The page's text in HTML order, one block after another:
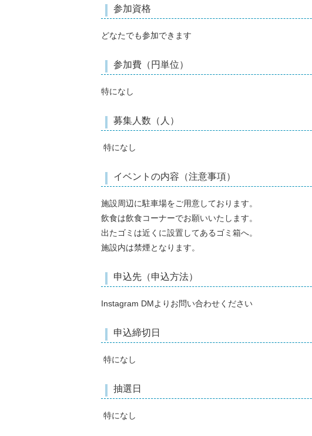
参加資格
どなたでも参加できます
参加費（円単位）
特になし
募集人数（人）
特になし
イベントの内容（注意事項）
施設周辺に駐車場をご用意しております。
飲食は飲食コーナーでお願いいたします。
出たゴミは近くに設置してあるゴミ箱へ。
施設内は禁煙となります。
申込先（申込方法）
Instagram DMよりお問い合わせください
申込締切日
特になし
抽選日
特になし